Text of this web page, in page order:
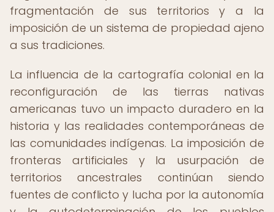
fragmentación de sus territorios y a la
imposición de un sistema de propiedad ajeno
a sus tradiciones.
La influencia de la cartografía colonial en la
reconfiguración de las tierras nativas
americanas tuvo un impacto duradero en la
historia y las realidades contemporáneas de
las comunidades indígenas. La imposición de
fronteras artificiales y la usurpación de
territorios ancestrales continúan siendo
fuentes de conflicto y lucha por la autonomía